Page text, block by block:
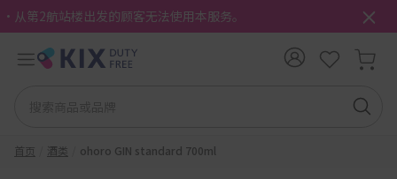
・从第2航站楼出发的顾客无法使用本服务。
首页 酒类 ohoro GIN standard 700ml